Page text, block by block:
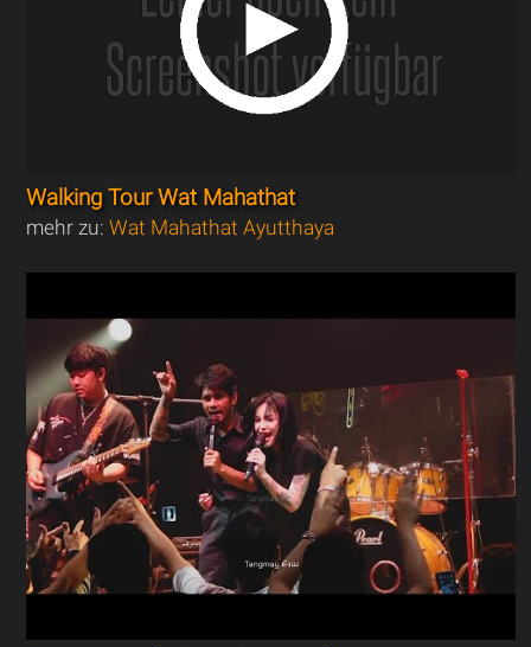
Walking Tour Wat Mahathat
mehr zu:Wat Mahathat Ayutthaya